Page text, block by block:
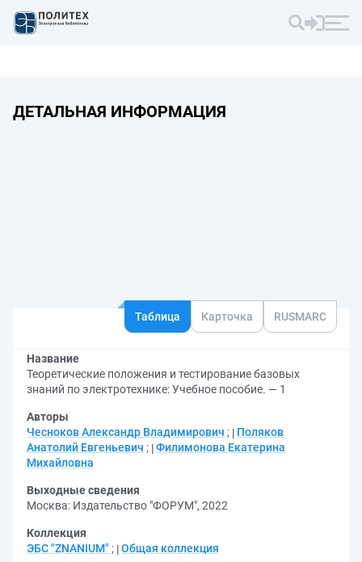
ДЕТАЛЬНАЯ ИНФОРМАЦИЯ
Таблица Карточка RUSMARC
Название
Теоретические положения и тестирование базовых
знаний по электротехнике: Учебное пособие. — 1
Авторы
Чесноков Александр Владимирович ;
Поляков
Анатолий Евгеньевич ; Филимонова Екатерина
Михайловна
Выходные сведения
Москва: Издательство "ФОРУМ", 2022
Коллекция
ЭБС "ZNANIUM" ; Общая коллекция